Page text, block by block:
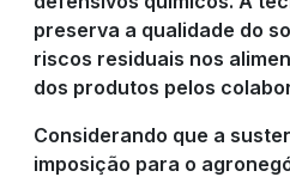
preserva a qualidade do
riscos residuais nos
dos produtos pelos
Considerando que a
imposição para o